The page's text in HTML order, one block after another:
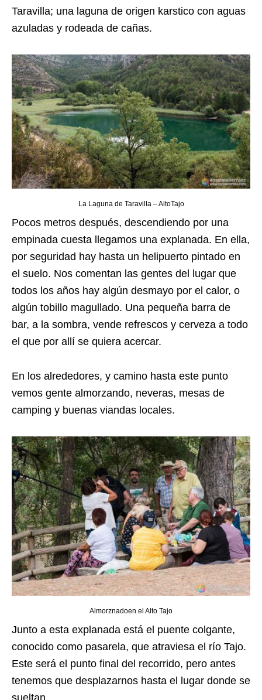
Taravilla; una laguna de origen karstico con aguas
azuladas y rodeada de cañas.
La Laguna de Taravilla – AltoTajo
Pocos metros después, descendiendo por una
empinada cuesta llegamos una explanada. En ella,
por seguridad hay hasta un helipuerto pintado en
el suelo. Nos comentan las gentes del lugar que
todos los años hay algún desmayo por el calor, o
algún tobillo magullado. Una pequeña barra de
bar, a la sombra, vende refrescos y cerveza a todo
el que por allí se quiera acercar.
En los alrededores, y camino hasta este punto
vemos gente almorzando, neveras, mesas de
camping y buenas viandas locales.
Almorznadoen el Alto Tajo
Junto a esta explanada está el puente colgante,
conocido como pasarela, que atraviesa el río Tajo.
Este será el punto final del recorrido, pero antes
tenemos que desplazarnos hasta el lugar donde se
sueltan.